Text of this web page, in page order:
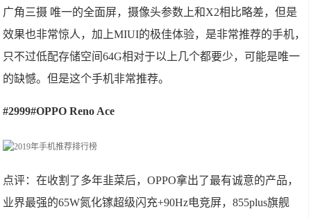
广角三摄 唯一的全面屏，摄像头参数上和X2相比略差，但是
效果也非常惊人，加上MIUI的极佳体验，是非常推荐的手机，
只不过低配存储空间64G相对于以上几个都要少，可能是唯一
的缺憾。但是这个手机非常推荐。
#2999#OPPO Reno Ace
点评：在收割了多年韭菜后，OPPO拿出了最有诚意的产品，
业界最强的65W氮化镓超级闪充+90Hz电竞屏，855plus旗舰